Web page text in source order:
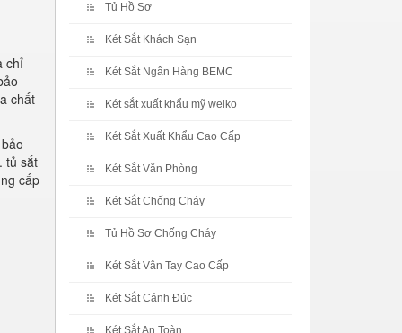
chỉ
chất
tủ sắt
cấp
Tủ Hồ Sơ
Két Sắt Khách Sạn
Két Sắt Ngân Hàng BEMC
Két sắt xuất khẩu mỹ welko
Két Sắt Xuất Khẩu Cao Cấp
Két Sắt Văn Phòng
Két Sắt Chống Cháy
Tủ Hồ Sơ Chống Cháy
Két Sắt Vân Tay Cao Cấp
Két Sắt Cánh Đúc
Két Sắt An Toàn